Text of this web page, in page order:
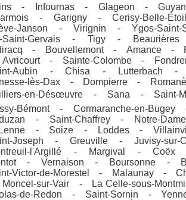
- Infournas - Glageon -
- Garigny - Cerisy-Belle-
Janson - Virignin - Ygos-
Saint-Gervais - Tigy -
- Bouvellemont - Amance -
- Sainte-Colombe -
Aubin - Chisa - Lutterbach -
lès-Dax - Dompierre -
en-Désœuvre - Sana - Saint-
Bémont - Cormaranche-en-
- Saint-Chaffrey - Notre-
Lenne - Soize - Loddes -
Joseph - Greuville - Juvisy-
l'Argillé - Margival -
- Vernaison - Boursonne -
Victor-de-Morestel - Malaunay -
sur-Vair - La Celle-sous-
de-Redon - Saint-Sornin -